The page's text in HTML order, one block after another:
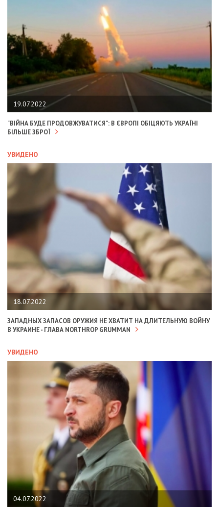
19.07.2022
"ВІЙНА БУДЕ ПРОДОВЖУВАТИСЯ": В ЄВРОПІ ОБІЦЯЮТЬ УКРАЇНІ
БІЛЬШЕ ЗБРОЇ
УВИДЕНО
18.07.2022
ЗАПАДНЫХ ЗАПАСОВ ОРУЖИЯ НЕ ХВАТИТ НА ДЛИТЕЛЬНУЮ ВОЙНУ
В УКРАИНЕ - ГЛАВА NORTHROP GRUMMAN
УВИДЕНО
04.07.2022